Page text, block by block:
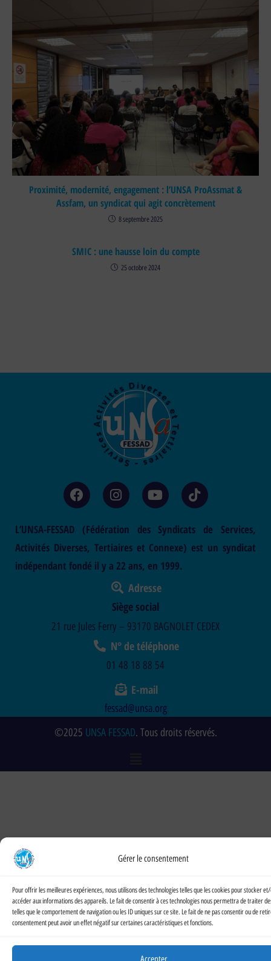
Gérer le consentement
Pour offrir les meilleures expériences, nous utilisons des technologies telles que les cookies pour stocker
accéder aux informations des appareils. Le fait de consentir à ces technologies nous permettra de traiter
telles que le comportement de navigation ou les ID uniques sur ce site. Le fait de ne pas consentir ou de
consentement peut avoir un effet négatif sur certaines caractéristiques et fonctions.
Proximité, modernité, engagement : l’UNSA ProAssmat &
Assfam, un syndicat qui agit concrètement
8 septembre 2025
SMIC : une hausse loin du compte
25 octobre 2024
L’UNSA-FESSAD (Fédération des Syndicats de Services,
Activités Diverses, Tertiaires et Connexe) est un syndicat
indépendant fondé il y a 22 ans, en 1999.
Adresse
Siège social
21 rue Jules Ferry – 93170 BAGNOLET CEDEX
N° de téléphone
01 48 18 88 54
E-mail
fessad@unsa.org
©2025 UNSA FESSAD. Tous droits réservés.